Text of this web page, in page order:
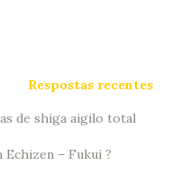
Respostas recentes
de shiga aigilo total
Echizen – Fukui ?